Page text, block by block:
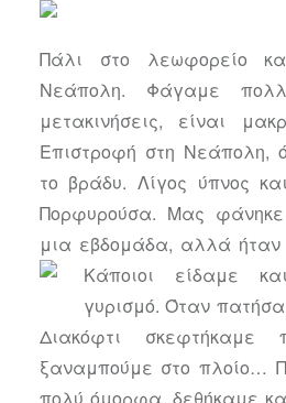
Πάλι στο λεωφορείο
Νεάπολη. Φάγαμε
μετακινήσεις, είναι
Επιστροφή στη Νεάπολη,
το βράδυ. Λίγος ύπνος
Πορφυρούσα. Μας
μια εβδομάδα, αλλά ήταν
Κάποιοι είδαμε
γυρισμό. Όταν
Διακόφτι
ξαναμπούμε στο πλοίο…